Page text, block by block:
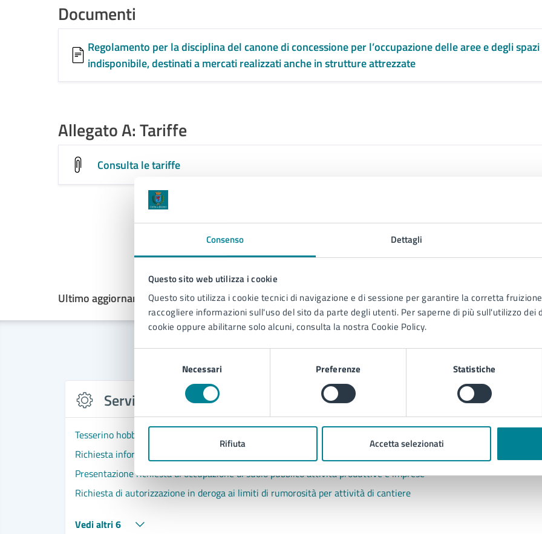
Consenso Dettagli
Questo sito web utilizza i cookie
Questo sito utilizza i cookie tecnici di navigazione e di sessione per garantire la corretta
raccogliere informazioni sull'uso del sito da parte degli utenti. Per saperne di più sull'utilizzo dei
cookie oppure abilitarne solo alcuni, consulta la nostra Cookie Policy.
Necessari Preferenze Statistiche
Rifiuta Accetta selezionati
Documenti
Regolamento per la disciplina del canone di concessione per l’occupazione delle aree e degli
indisponibile, destinati a mercati realizzati anche in strutture attrezzate
Allegato A: Tariffe
Consulta le tariffe
Ultimo aggiornamento:26/11/2024, 09:29
Contenuti correlati
Servizi
Tesserino hobbisti
Richiesta informazioni e/o comunicazioni in merito ai verbali a ruolo
Presentazione richiesta di occupazione di suolo pubblico attività produttive e imprese
Richiesta di autorizzazione in deroga ai limiti di rumorosità per attività di cantiere
Vedi altri 6